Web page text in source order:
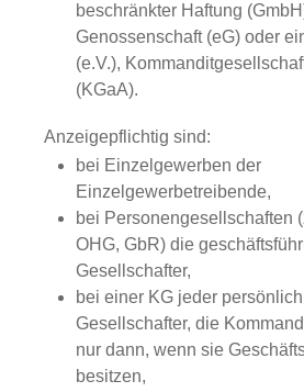
beschränkter Haftung
Genossenschaft (eG) oder
(e.V.),
(KGaA).
Anzeigepflichtig sind:
bei Einzelgewerben der
Einzelgewerbetreibende,
bei Personengesellschaften
OHG, GbR) die
Gesellschafter,
bei einer KG jeder
Gesellschafter, die
nur dann, wenn sie
besitzen,